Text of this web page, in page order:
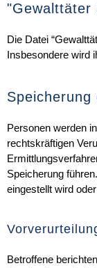
"Gewalttäter
Die Datei
Insbesondere wird
Speicherung
Personen werden
rechtskräftigen
Speicherung
eingestellt wird
Betroffene